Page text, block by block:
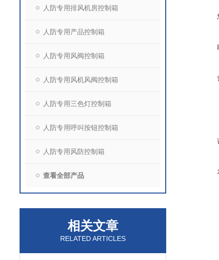
人防专用排风机房控制箱
人防专用产品控制箱
人防专用风阀控制箱
人防专用风机风阀控制箱
人防专用三色灯控制箱
人防专用呼叫按钮控制箱
人防专用风防控制箱
查看全部产品
相关文章
RELATED ARTICLES